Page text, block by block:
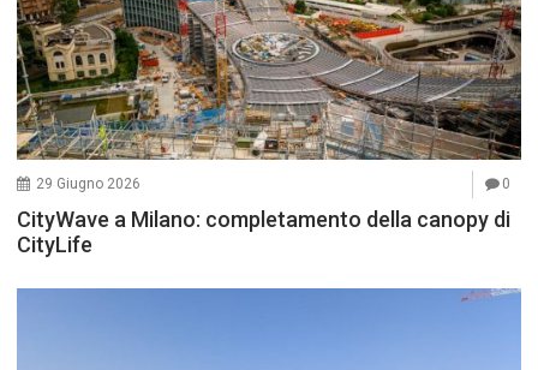
29 Giugno 2026 0
CityWave a Milano: completamento della canopy di
CityLife